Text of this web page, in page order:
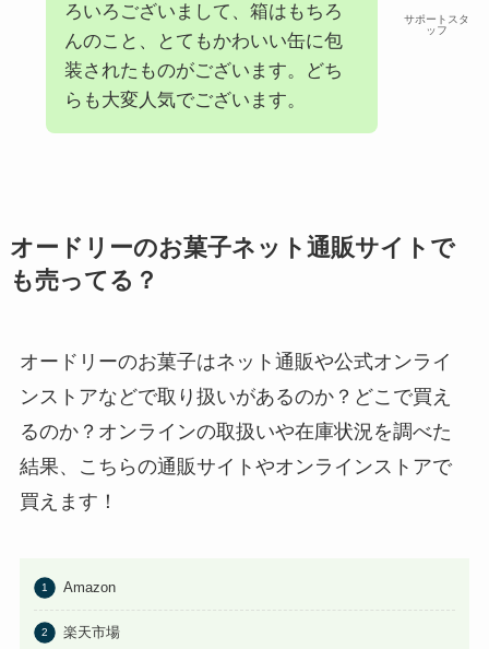
サポートスタ
ッフ
ろいろございまして、箱はもちろ
んのこと、とてもかわいい缶に包
装されたものがございます。どち
らも大変人気でございます。
オードリーのお菓子ネット通販サイトで
も売ってる？
オードリーのお菓子はネット通販や公式オンライ
ンストアなどで取り扱いがあるのか？どこで買え
るのか？オンラインの取扱いや在庫状況を調べた
結果、こちらの通販サイトやオンラインストアで
買えます！
Amazon
楽天市場